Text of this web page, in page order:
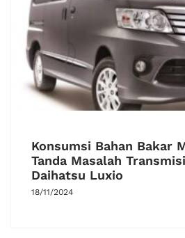
Konsumsi Bahan Bakar
Tanda Masalah
Daihatsu Luxio
18/11/2024